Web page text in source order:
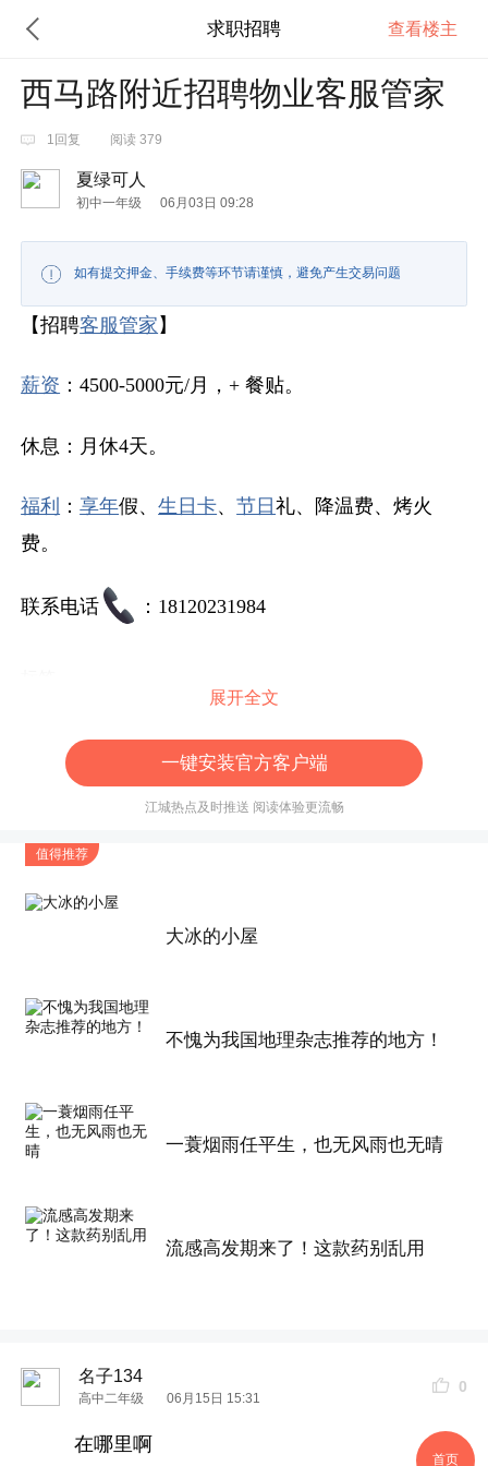
求职招聘 查看楼主
西马路附近招聘物业客服管家
1回复 阅读 379
夏绿可人
初中一年级 06月03日 09:28
如有提交押金、手续费等环节请谨慎，避免产生交易问题
【招聘客服管家 】
薪资 ：4500-5000元/月，+ 餐贴。
休息：月休4天。
福利 ：享年假、生日卡、节日礼、降温费、烤火
费。
联系电话 ：18120231984
展开全文
一键安装官方客户端
江城热点及时推送 阅读体验更流畅
值得推荐
大冰的小屋
不愧为我国地理杂志推荐的地方！
一蓑烟雨任平生，也无风雨也无晴
流感高发期来了！这款药别乱用
名子134
高中二年级 06月15日 15:31
0
在哪里啊
首页